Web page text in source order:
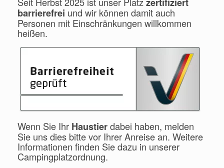
barrierefrei und wir können damit auch
Personen mit Einschränkungen willkommen
heißen.
Wenn Sie Ihr Haustierdabei haben, melden
Sie uns dies bitte vor Ihrer Anreise an. Weitere
Informationen finden Sie dazu in unserer
Campingplatzordnung.